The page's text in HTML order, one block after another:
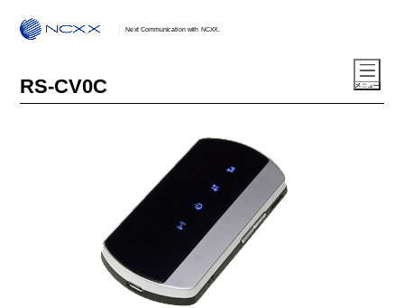
Next Communication with NCXX.
RS-CV0C